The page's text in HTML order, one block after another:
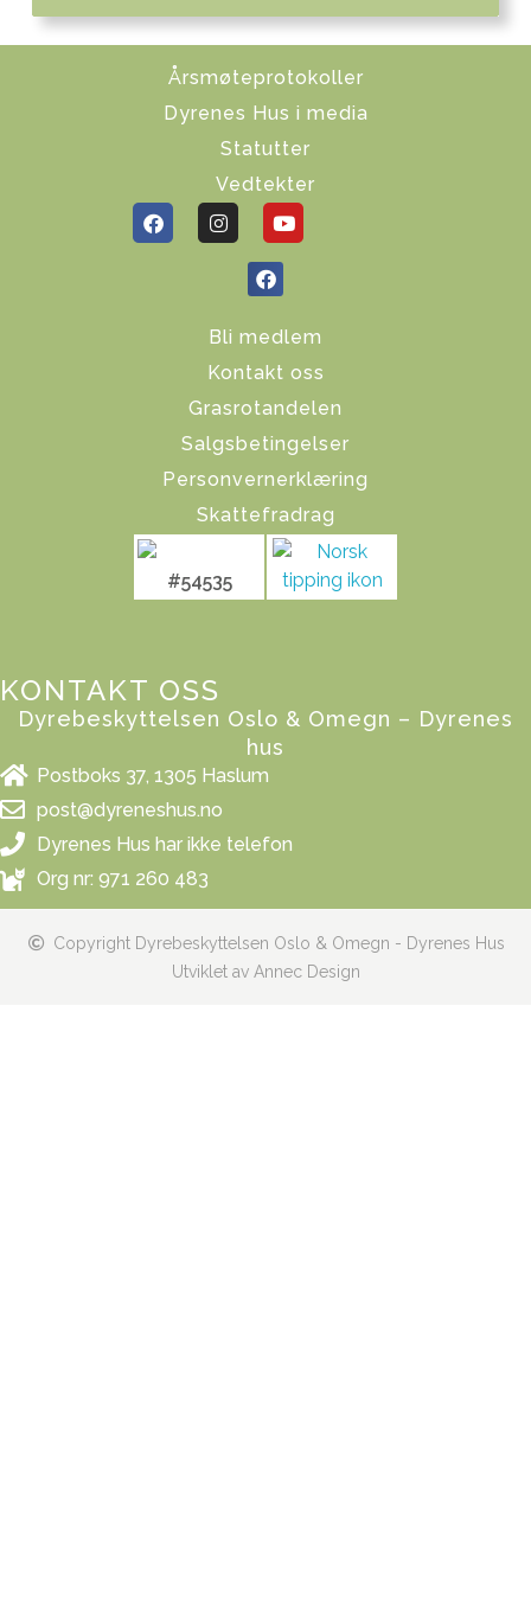
Årsmøteprotokoller
Dyrenes Hus i media
Statutter
Vedtekter
Bli medlem
Kontakt oss
Grasrotandelen
Salgsbetingelser
Personvernerklæring
Skattefradrag
#54535
KONTAKT OSS
Dyrebeskyttelsen Oslo & Omegn – Dyrenes
hus
Postboks 37, 1305 Haslum
post@dyreneshus.no
Dyrenes Hus har ikke telefon
Org nr: 971 260 483
Copyright Dyrebeskyttelsen Oslo & Omegn - Dyrenes Hus
Utviklet av Annec Design